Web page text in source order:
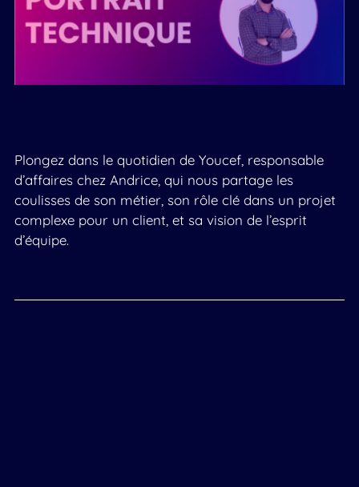
Plongez dans le quotidien de Youcef, responsable
d’affaires chez Andrice, qui nous partage les
coulisses de son métier, son rôle clé dans un projet
complexe pour un client, et sa vision de l’esprit
d’équipe.